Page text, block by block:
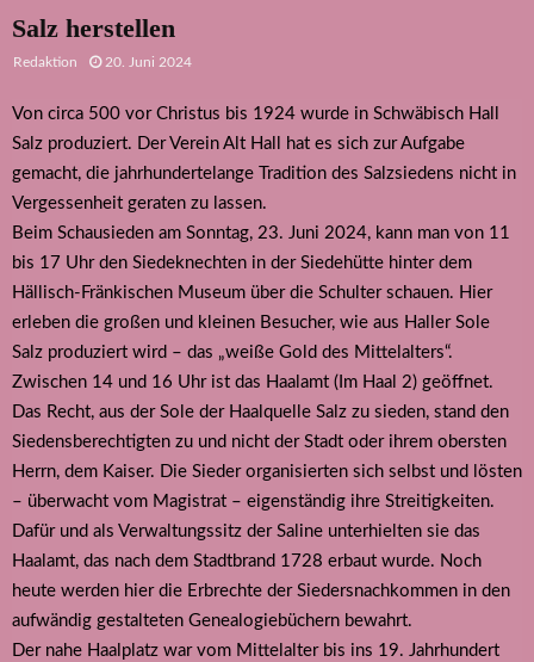
Salz herstellen
Redaktion 20. Juni 2024
Von circa 500 vor Christus bis 1924 wurde in Schwäbisch Hall
Salz produziert. Der Verein Alt Hall hat es sich zur Aufgabe
gemacht, die jahrhundertelange Tradition des Salzsiedens nicht in
Vergessenheit geraten zu lassen.
Beim Schausieden am Sonntag, 23. Juni 2024, kann man von 11
bis 17 Uhr den Siedeknechten in der Siedehütte hinter dem
Hällisch-Fränkischen Museum über die Schulter schauen. Hier
erleben die großen und kleinen Besucher, wie aus Haller Sole
Salz produziert wird – das „weiße Gold des Mittelalters“.
Zwischen 14 und 16 Uhr ist das Haalamt (Im Haal 2) geöffnet.
Das Recht, aus der Sole der Haalquelle Salz zu sieden, stand den
Siedensberechtigten zu und nicht der Stadt oder ihrem obersten
Herrn, dem Kaiser. Die Sieder organisierten sich selbst und lösten
– überwacht vom Magistrat – eigenständig ihre Streitigkeiten.
Dafür und als Verwaltungssitz der Saline unterhielten sie das
Haalamt, das nach dem Stadtbrand 1728 erbaut wurde. Noch
heute werden hier die Erbrechte der Siedersnachkommen in den
aufwändig gestalteten Genealogiebüchern bewahrt.
Der nahe Haalplatz war vom Mittelalter bis ins 19. Jahrhundert